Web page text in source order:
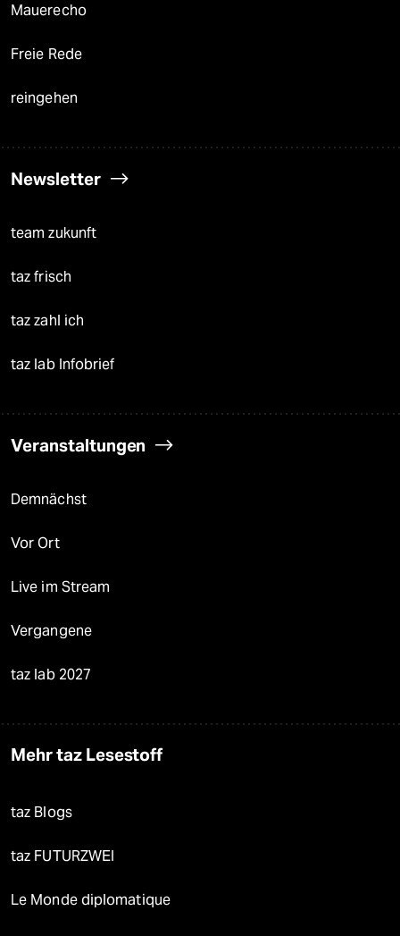
Mauerecho
Freie Rede
reingehen
Newsletter
team zukunft
taz frisch
taz zahl ich
taz lab Infobrief
Veranstaltungen
Demnächst
Vor Ort
Live im Stream
Vergangene
taz lab 2027
Mehr taz Lesestoff
taz Blogs
taz FUTURZWEI
Le Monde diplomatique